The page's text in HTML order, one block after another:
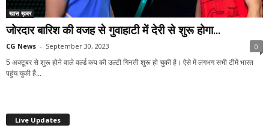
खास ख़बर
जोरदार बारिश की वजह से गुवाहाटी में देरी से शुरू होगा...
CG News - September 30, 2023 0
5 अक्टूबर से शुरू होने वाले वर्ल्ड कप की उल्टी गिनती शुरू हो चुकी है। ऐसे में लगभग सभी टीमें भारत
पहुंच चुकी है...
Live Updates